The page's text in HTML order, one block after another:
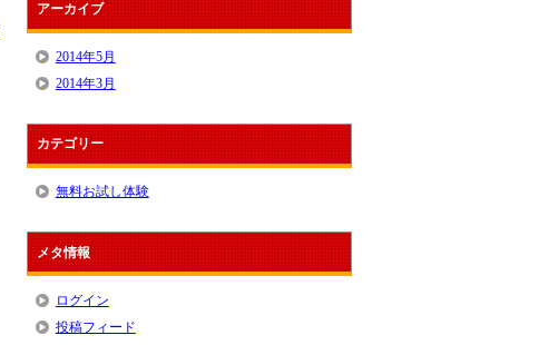
アーカイブ
2014年5月
2014年3月
カテゴリー
無料お試し体験
メタ情報
ログイン
投稿フィード